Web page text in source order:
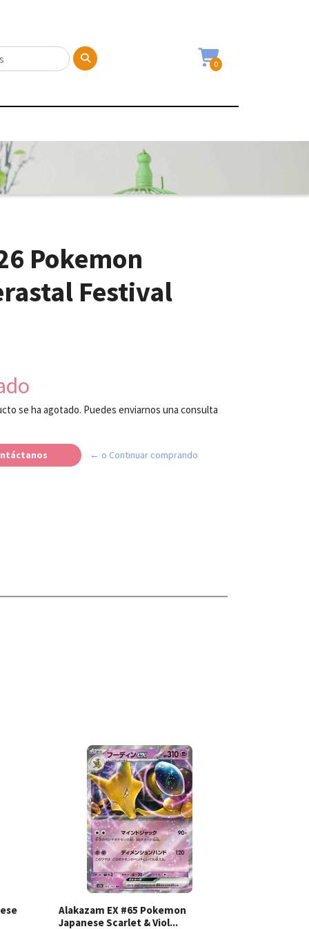
0
Pokemon
Festival
se ha agotado. Puedes enviarnos una consulta
← o Continuar comprando
Ver detalles
Alakazam EX #65 Pokemon
Japanese Scarlet & Viol...